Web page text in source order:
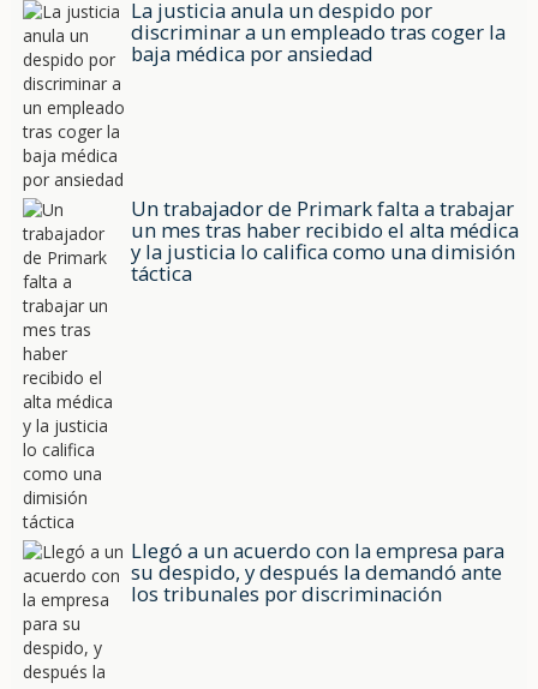
La justicia anula un despido por
discriminar a un empleado tras coger la
baja médica por ansiedad
Un trabajador de Primark falta a trabajar
un mes tras haber recibido el alta médica
y la justicia lo califica como una dimisión
táctica
Llegó a un acuerdo con la empresa para
su despido, y después la demandó ante
los tribunales por discriminación